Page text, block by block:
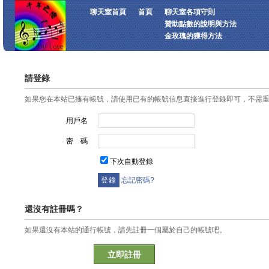
聊天室首頁 首頁
聊天室各項守則
贊助點數的說明與方法
金玫瑰的獲得方法
請登錄
如果您在本站已擁有帳號，請使用已有的帳號信息直接進行登錄即可，不需
用戶名
密 碼
下次自動登錄
忘記密碼?
還沒有註冊嗎？
如果還沒有本站的通行帳號，請先註冊一個屬於自己的帳號吧。
立即註冊